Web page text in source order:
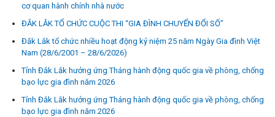
cơ quan hành chính nhà nước
ĐẮK LẮK TỔ CHỨC CUỘC THI “GIA ĐÌNH CHUYỂN ĐỔI SỐ”
Đắk Lắk tổ chức nhiều hoạt động kỷ niệm 25 năm Ngày Gia đình Việt
Nam (28/6/2001 – 28/6/2026)
Tỉnh Đắk Lắk hưởng ứng Tháng hành động quốc gia về phòng, chống
bạo lực gia đình năm 2026
Tỉnh Đắk Lắk hưởng ứng Tháng hành động quốc gia về phòng, chống
bạo lực gia đình năm 2026